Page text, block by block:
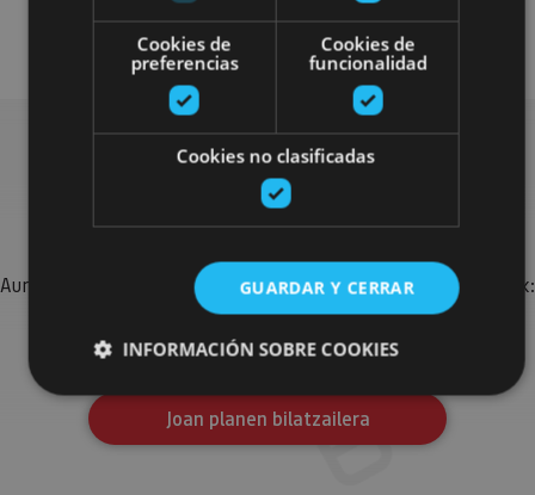
Visitas guiadas
Bilatu plan gehiago
Aurkitu zure bidaia Nafarroan osatzeko planak eta iradokizunak:
jarduera antolatuak, bisitak eta agendaren ekitaldi
garrantzitsuenak.
Joan planen bilatzailera
Cookies de
preferencias
Cookies de
funcionalidad
Cookies no clasificadas
GUARDAR Y CERRAR
INFORMACIÓN SOBRE COOKIES
Cookies estrictamente necesarias